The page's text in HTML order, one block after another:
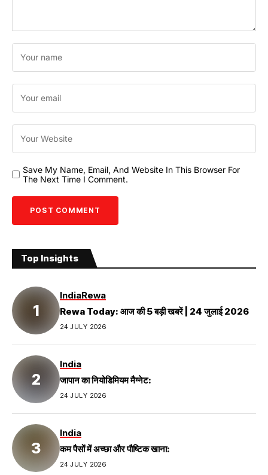
Save My Name, Email, And Website In This Browser For
The Next Time I Comment.
Top Insights
IndiaRewa
Rewa Today: आज की 5 बड़ी खबरें | 24 जुलाई 2026
24 JULY 2026
India
जापान का नियोडिमियम मैग्नेट:
24 JULY 2026
India
कम पैसों में अच्छा और पौष्टिक खाना:
24 JULY 2026